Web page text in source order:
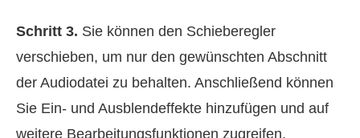
Schritt 3. Sie können den Schieberegler
verschieben, um nur den gewünschten Abschnitt
der Audiodatei zu behalten. Anschließend können
Sie Ein- und Ausblendeffekte hinzufügen und auf
weitere Bearbeitungsfunktionen zugreifen.